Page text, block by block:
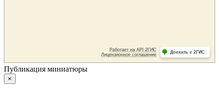
Публикация миниатюры
×